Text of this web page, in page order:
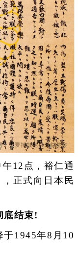
12点，裕仁通
正式向日本民
底结束!
1945年8月10